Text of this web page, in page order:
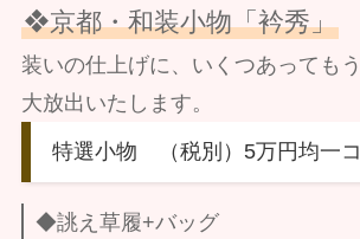
❖京都・和装小物「衿秀」
装いの仕上げに、いくつあっても
大放出いたします。
特選小物 （税別）5万円均一
◆誂え草履+バッグ